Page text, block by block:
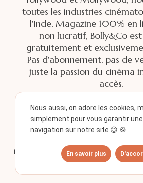
toutes les industries
l'Inde. Magazine 100% en
non lucratif, Bolly&Co est
gratuitement et
Pas d'abonnement, pas de
juste la passion du cinéma
accès.
NOUS CONTACTER · MENTIONS
CONFIDENTIALITÉ
Nous aussi, on adore les cookies,
simplement pour vous garantir
navigation sur notre site 😉 🍪
En savoir plus